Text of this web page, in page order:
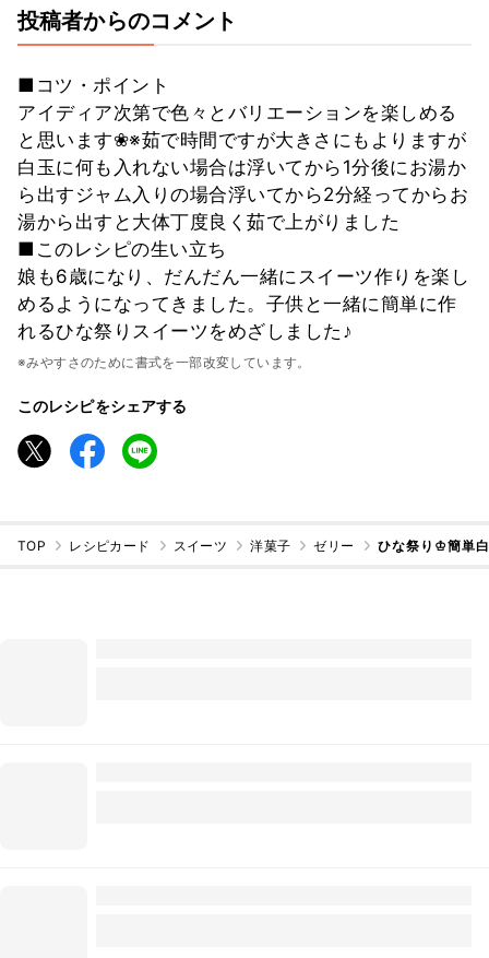
投稿者からのコメント
■コツ・ポイント
アイディア次第で色々とバリエーションを楽しめる
と思います❀※茹で時間ですが大きさにもよりますが
白玉に何も入れない場合は浮いてから1分後にお湯か
ら出すジャム入りの場合浮いてから2分経ってからお
湯から出すと大体丁度良く茹で上がりました
■このレシピの生い立ち
娘も6歳になり、だんだん一緒にスイーツ作りを楽し
めるようになってきました。子供と一緒に簡単に作
れるひな祭りスイーツをめざしました♪
※みやすさのために書式を一部改変しています。
このレシピをシェアする
TOP レシピカード スイーツ 洋菓子 ゼリー ひな祭り♔簡単